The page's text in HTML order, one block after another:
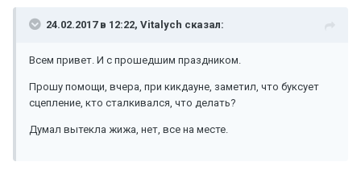
24.02.2017 в 12:22, Vitalych сказал:
Всем привет. И с прошедшим праздником.
Прошу помощи, вчера, при кикдауне, заметил, что буксует
сцепление, кто сталкивался, что делать?
Думал вытекла жижа, нет, все на месте.